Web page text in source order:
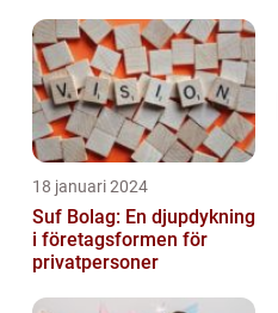
18 januari 2024
Suf Bolag: En djupdykning
i företagsformen för
privatpersoner